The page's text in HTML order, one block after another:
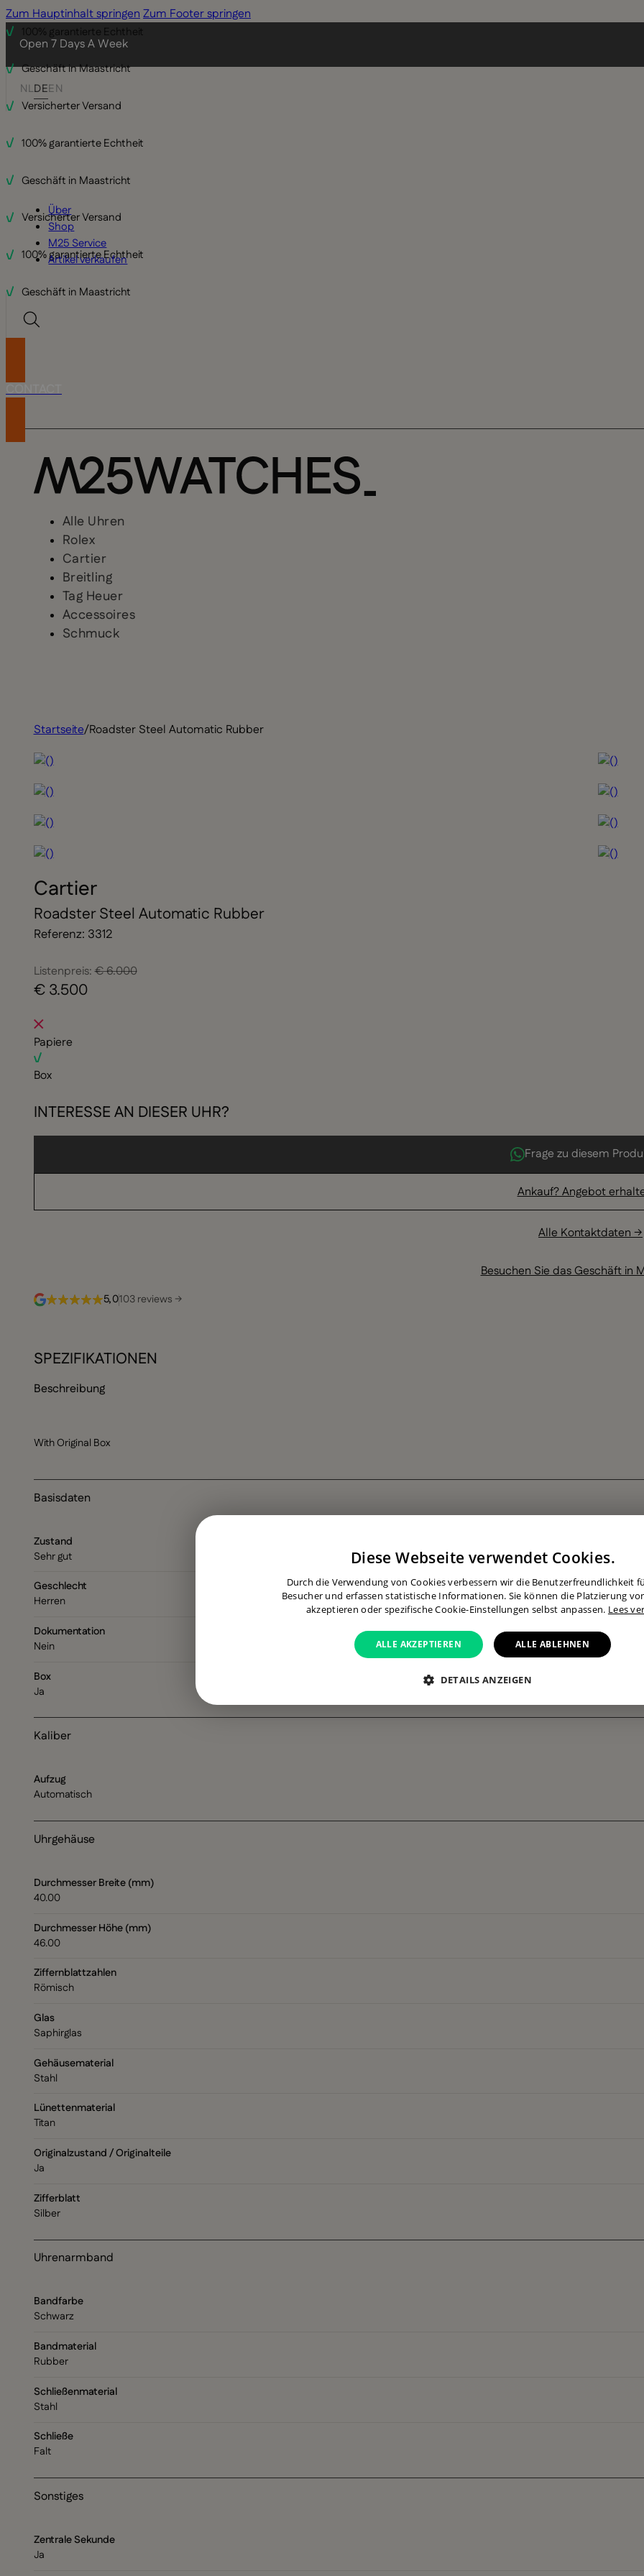
Zum Hauptinhalt springenZum Footer springen
Open 7 Days A Week
NLDEEN
100% garantierte Echtheit
Geschäft in Maastricht
Versicherter Versand
100% garantierte Echtheit
Geschäft in Maastricht
Versicherter Versand
100% garantierte Echtheit
Geschäft in Maastricht
Über
Shop
M25 Service
Artikel verkaufen
CONTACT
Alle Uhren
Rolex
Cartier
Breitling
Tag Heuer
Accessoires
Schmuck
Startseite/Roadster Steel Automatic Rubber
Cartier
Roadster Steel Automatic Rubber
Referenz: 3312
Listenpreis:€ 6.000
€ 3.500
Papiere
Box
INTERESSE AN DIESER UHR?
Frage zu diesem
Ankauf? Angebot
Alle Kontaktdaten →
Besuchen Sie das Geschäft in
5,0103 reviews →
SPEZIFIKATIONEN
Beschreibung
With Original Box
Basisdaten
Zustand
Sehr gut
Geschlecht
Herren
Dokumentation
Nein
Box
Ja
Kaliber
Aufzug
Automatisch
Uhrgehäuse
Durchmesser Breite (mm)
40.00
Durchmesser Höhe (mm)
46.00
Ziffernblattzahlen
Römisch
Glas
Saphirglas
Gehäusematerial
Stahl
Lünettenmaterial
Titan
Originalzustand / Originalteile
Ja
Zifferblatt
Silber
Uhrenarmband
Bandfarbe
Schwarz
Bandmaterial
Rubber
Schließenmaterial
Stahl
Schließe
Falt
Sonstiges
Zentrale Sekunde
Ja
Diese Webseite verwendet Cookies.
Durch die Verwendung von Cookies verbessern wir die Benutzerfreundlichkeit
Besucher und erfassen statistische Informationen. Sie können die Platzierung
akzeptieren oder spezifische Cookie-Einstellungen selbst anpassen. Lees
ALLE AKZEPTIEREN ALLE ABLEHNEN
DETAILS ANZEIGEN